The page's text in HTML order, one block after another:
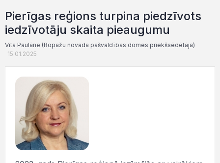
Pierīgas reģions turpina piedzīvots
iedzīvotāju skaita pieaugumu
Vita Paulāne (Ropažu novada pašvaldības domes priekšsēdētāja)
15.01.2025